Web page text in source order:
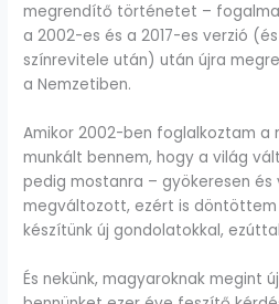
megrendítő történetet –
a 2002-es és a 2017-es verzió
színrevitele után) után újra
a Nemzetiben.
Amikor 2002-ben foglalkoztam a
munkált bennem, hogy a világ
pedig mostanra – gyökeresen és
megváltozott, ezért is döntöttem
készítünk új gondolatokkal,
És nekünk, magyaroknak megint